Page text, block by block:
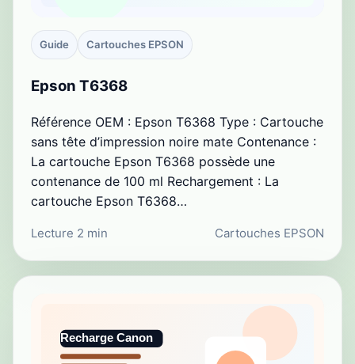
Guide Cartouches EPSON
Epson T6368
Référence OEM : Epson T6368 Type : Cartouche
sans tête d’impression noire mate Contenance :
La cartouche Epson T6368 possède une
contenance de 100 ml Rechargement : La
cartouche Epson T6368…
Lecture 2 min Cartouches EPSON